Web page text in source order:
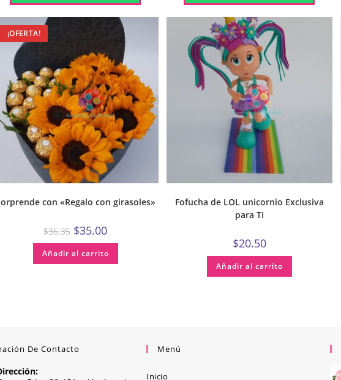
¡OFERTA!
con «Regalo con girasoles»
$36.35 $35.00
Añadir al carrito
Fofucha de LOL unicornio Exclusiva
para TI
$20.50
Añadir al carrito
De Contacto Menú
Inicio